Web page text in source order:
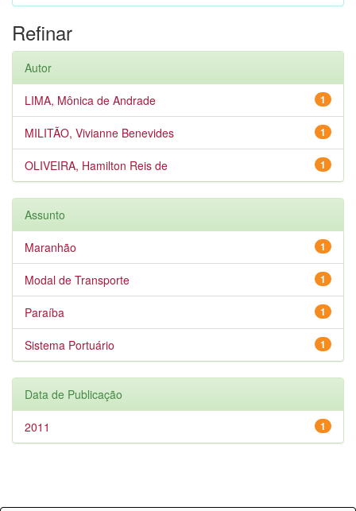
Refinar
Autor
1
LIMA, Mônica de Andrade
1
MILITÃO, Vivianne Benevides
1
OLIVEIRA, Hamilton Reis de
Assunto
1
Maranhão
1
Modal de Transporte
1
Paraíba
1
Sistema Portuário
Data de Publicação
1
2011